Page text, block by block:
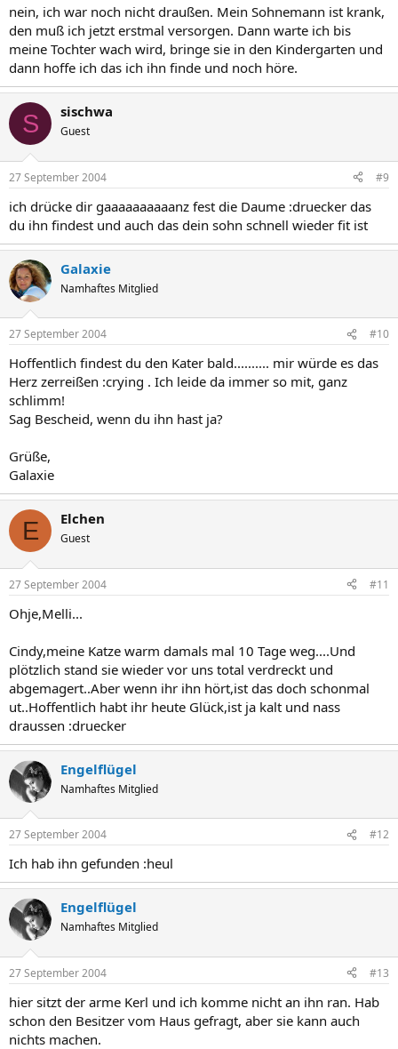
nein, ich war noch nicht draußen. Mein Sohnemann ist krank,
den muß ich jetzt erstmal versorgen. Dann warte ich bis
meine Tochter wach wird, bringe sie in den Kindergarten und
dann hoffe ich das ich ihn finde und noch höre.
S sischwa
Guest
27 September 2004 #9
ich drücke dir gaaaaaaaaaanz fest die Daume :druecker das
du ihn findest und auch das dein sohn schnell wieder fit ist
Galaxie
Namhaftes Mitglied
27 September 2004 #10
Hoffentlich findest du den Kater bald.......... mir würde es das
Herz zerreißen :crying . Ich leide da immer so mit, ganz
schlimm!
Sag Bescheid, wenn du ihn hast ja?
Grüße,
Galaxie
E Elchen
Guest
27 September 2004 #11
Ohje,Melli...
Cindy,meine Katze warm damals mal 10 Tage weg....Und
plötzlich stand sie wieder vor uns total verdreckt und
abgemagert..Aber wenn ihr ihn hört,ist das doch schonmal
ut..Hoffentlich habt ihr heute Glück,ist ja kalt und nass
draussen :druecker
Engelflügel
Namhaftes Mitglied
27 September 2004 #12
Ich hab ihn gefunden :heul
Engelflügel
Namhaftes Mitglied
27 September 2004 #13
hier sitzt der arme Kerl und ich komme nicht an ihn ran. Hab
schon den Besitzer vom Haus gefragt, aber sie kann auch
nichts machen.